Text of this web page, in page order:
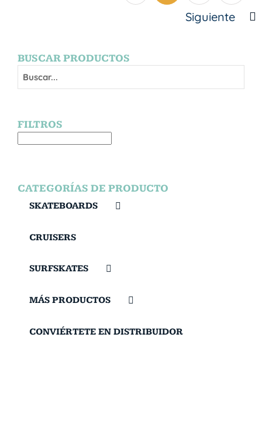
Siguiente
BUSCAR PRODUCTOS
FILTROS
CATEGORÍAS DE PRODUCTO
SKATEBOARDS
CRUISERS
SURFSKATES
MÁS PRODUCTOS
CONVIÉRTETE EN DISTRIBUIDOR